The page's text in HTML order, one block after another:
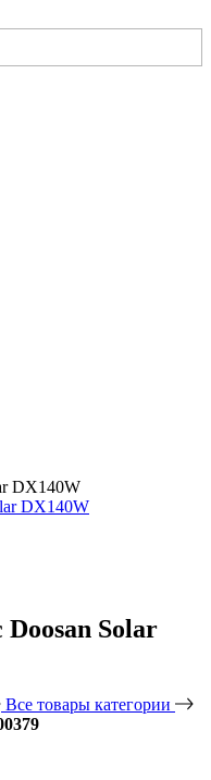
DX140W
Solar
Все товары категории